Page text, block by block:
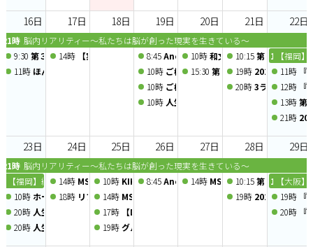
16日
21時 脳内リアリティー～私たちは脳が創った現実を生きている～
9:30 第３回 ごきげんマルシェ
11時 ほんとうの答えが動き出す、潜在意識の扉 〜心をゆるめて、内側の声に
17日
14時 【実践型ミニセミナー】使える！資金繰り表作成実践セミナー
18日 19日
8:45Anchor chapter 定例会 2026/8/19
10時 ご機嫌な人生の作り方～ 心と向き合
10時 ご機嫌な人生の作り方～ 心と向き合
10時 人生スパークル部 ～ご機嫌な人生の
20日
10時和文化大すき支部 2026年
15:30 第８回 食のBtoBコミュ
21日
10:15第41回
19時 2026年8月度
20時3ランク上の
22日
10時【福岡
11時
12時
13時第
21時
23日
21時 脳内リアリティー～私たちは脳が創った現実を生きている～
10時【福岡】経営シミュレーションゲーム経営戦略実践セミナー＜2026年8月22日～
10時 ホーリーバジルワークショップ
20時 人生を変える一番大切な習慣～40年の学びと実践からお伝えする、心と
20時 人生を変える一番大切な習慣～40年の学びと実践からお伝えする、心と
24日
14時 MSO実践型ミニセミナー「はじめての補助金【入門編】～ 種
18時 リファラル会議〜人脈交換会〜
25日
10時 KIKKAKE道場 -アイデア道場-
14時 MSO実践型ミニセミナー 【起業アイデア整理 ワ
17時 【DBCOOP】第133回 公開セミナー 兼 懇親会
19時グループコンサル〜企画会議〜
26日
8:45Anchor chapter 定例会 2026/8/26
27日
14時 MSO実践型ミニセミナー
28日
10:15第42回
19時 2026年8月度
29日
10時【大阪
19時
20時